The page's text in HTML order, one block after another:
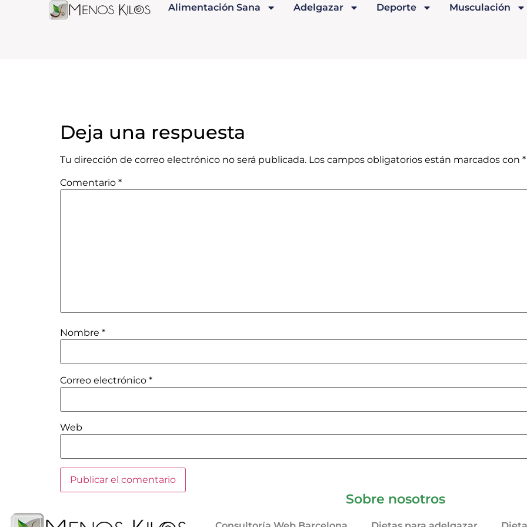
Alimentación Sana Adelgazar Deporte Musculación
Deja una respuesta
Tu dirección de correo electrónico no será publicada. Los campos obligatorios están marcados con *
Comentario *
Nombre *
Correo electrónico *
Web
Sobre nosotros